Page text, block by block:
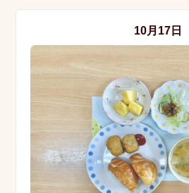
10月17日